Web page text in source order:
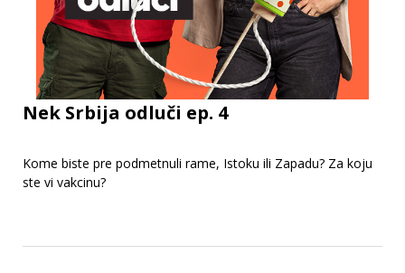
Nek Srbija odluči ep. 4
Kome biste pre podmetnuli rame, Istoku ili Zapadu? Za koju
ste vi vakcinu?